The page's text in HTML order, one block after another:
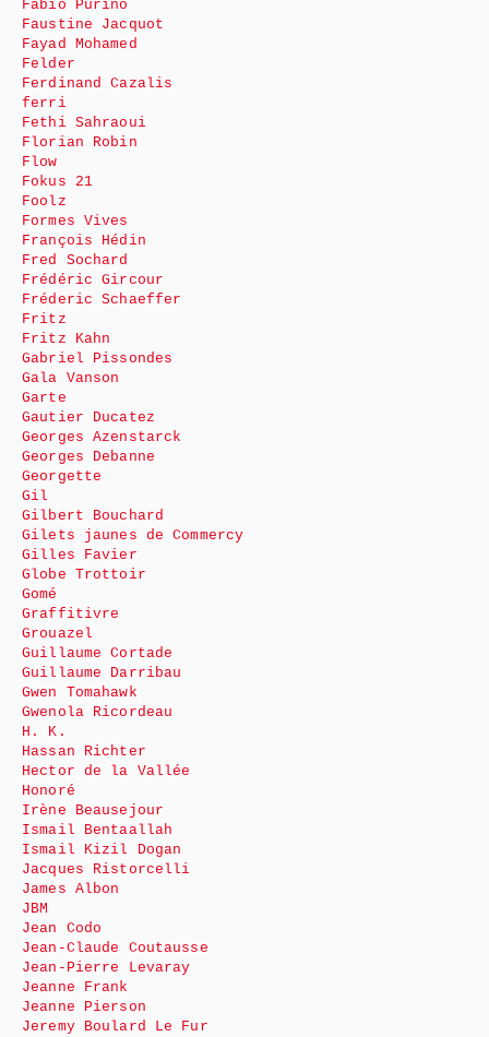
Fabio Purino
Faustine Jacquot
Fayad Mohamed
Felder
Ferdinand Cazalis
ferri
Fethi Sahraoui
Florian Robin
Flow
Fokus 21
Foolz
Formes Vives
François Hédin
Fred Sochard
Frédéric Gircour
Fréderic Schaeffer
Fritz
Fritz Kahn
Gabriel Pissondes
Gala Vanson
Garte
Gautier Ducatez
Georges Azenstarck
Georges Debanne
Georgette
Gil
Gilbert Bouchard
Gilets jaunes de Commercy
Gilles Favier
Globe Trottoir
Gomé
Graffitivre
Grouazel
Guillaume Cortade
Guillaume Darribau
Gwen Tomahawk
Gwenola Ricordeau
H. K.
Hassan Richter
Hector de la Vallée
Honoré
Irène Beausejour
Ismail Bentaallah
Ismail Kizil Dogan
Jacques Ristorcelli
James Albon
JBM
Jean Codo
Jean-Claude Coutausse
Jean-Pierre Levaray
Jeanne Frank
Jeanne Pierson
Jeremy Boulard Le Fur